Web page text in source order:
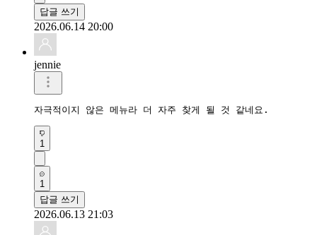
답글 쓰기
2026.06.14 20:00
jennie
자극적이지 않은 메뉴라 더 자주 찾게 될 것 같네요.
1
1
답글 쓰기
2026.06.13 21:03